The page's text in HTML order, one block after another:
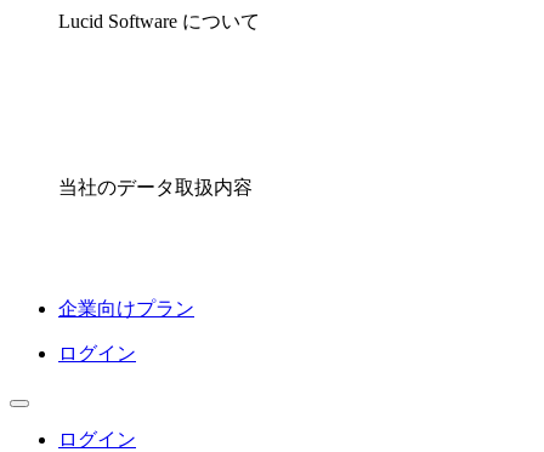
Lucid Software について
当社のデータ取扱内容
企業向けプラン
ログイン
ログイン